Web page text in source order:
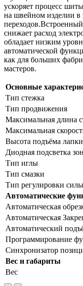
ускоряет процесс
на швейном изделии в
снижает расход
обладает низким
автоматической
как для больших
мастеров.
Основные
Тип стежка
Тип продвижения
Максимальная длина
Максимальная
Высота подъёма лапки
Диодная подсветка
Тип иглы
Тип смазки
Тип регулировки
Автоматические
Автоматическая
Автоматическая
Автоматический
Программирование
Синхронизатор
Вес и габариты
Вес